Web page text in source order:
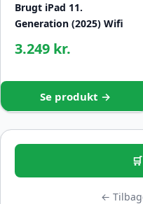
Brugt iPad 11.
Generation (2025) Wifi
3.249 kr.
Se produkt →
←